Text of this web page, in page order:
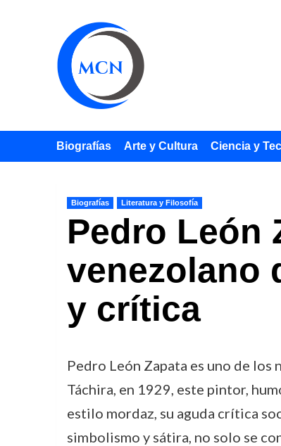
Biografías Arte y Cultura Ciencia y
Biografías Literatura y Filosofía
Pedro León
venezolano
y crítica
Pedro León Zapata es uno de
Táchira, en 1929, este pintor,
estilo mordaz, su aguda crítica
simbolismo y sátira, no solo se